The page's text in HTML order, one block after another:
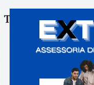
Tags:Compartile: